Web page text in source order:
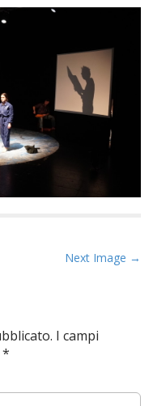
Next Image →
I campi
*